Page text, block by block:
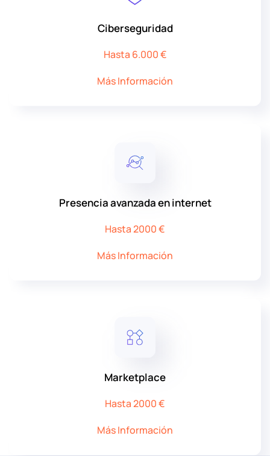
Ciberseguridad
Hasta 6.000 €
Más Información
Presencia avanzada en internet
Hasta 2000 €
Más Información
Marketplace
Hasta 2000 €
Más Información